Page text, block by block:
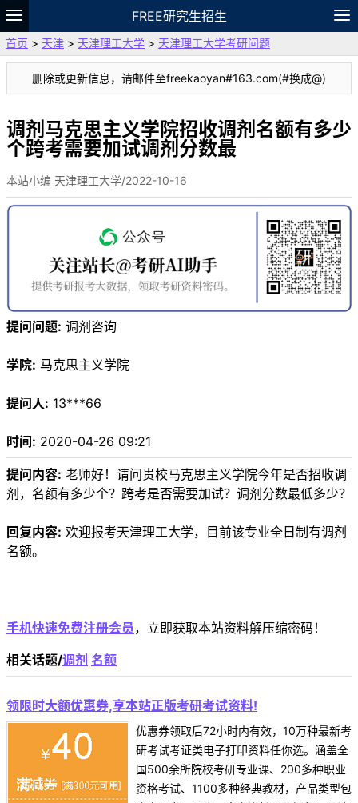
FREE研究生招生
题库
故事 专题 APP 笔记
论坛
VIP
资料
首页 > 天津 > 天津理工大学 > 天津理工大学考研问题
删除或更新信息，请邮件至freekaoyan#163.com(#换成@)
调剂马克思主义学院招收调剂名额有多少
个跨考需要加试调剂分数最
本站小编 天津理工大学/2022-10-16
提问问题: 调剂咨询
学院: 马克思主义学院
提问人: 13***66
时间: 2020-04-26 09:21
提问内容: 老师好！请问贵校马克思主义学院今年是否招收调
剂，名额有多少个？跨考是否需要加试？调剂分数最低多少？
回复内容: 欢迎报考天津理工大学，目前该专业全日制有调剂
名额。
手机快速免费注册会员 ，立即获取本站资料解压缩密码！
相关话题/调剂 名额
领限时大额优惠券,享本站正版考研考试资料!
优惠券领取后72小时内有效，10万种最新考
研考试考证类电子打印资料任你选。涵盖全
国500余所院校考研专业课、200多种职业
资格考试、1100多种经典教材，产品类型包